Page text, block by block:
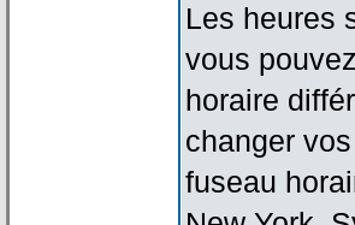
Les heures
vous
horaire
changer
fuseau